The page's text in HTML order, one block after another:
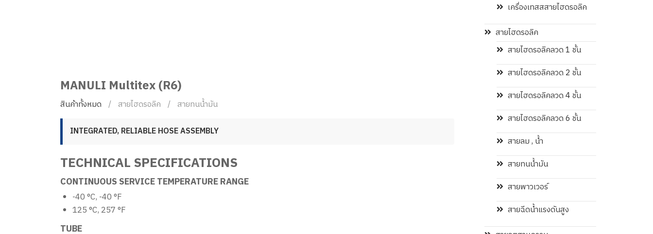
MANULI Multitex (R6)
สินค้าทั้งหมด สายไฮดรอลิค สายทนน้ำมัน
INTEGRATED, RELIABLE HOSE ASSEMBLY
TECHNICAL SPECIFICATIONS
CONTINUOUS SERVICE TEMPERATURE RANGE
-40 °C, -40 °F
125 °C, 257 °F
TUBE
เครื่องเทสสสายไฮดรอลิค
สายไฮดรอลิค
สายไฮดรอลิคลวด 1 ชั้น
สายไฮดรอลิคลวด 2 ชั้น
สายไฮดรอลิคลวด 4 ชั้น
สายไฮดรอลิคลวด 6 ชั้น
สายลม , น้ำ
สายทนน้ำมัน
สายพาวเวอร์
สายฉีดน้ำแรงดันสูง